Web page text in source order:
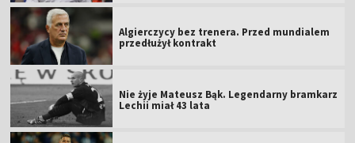
Algierczycy bez trenera. Przed mundialem
przedłużył kontrakt
Nie żyje Mateusz Bąk. Legendarny bramkarz
Lechii miał 43 lata